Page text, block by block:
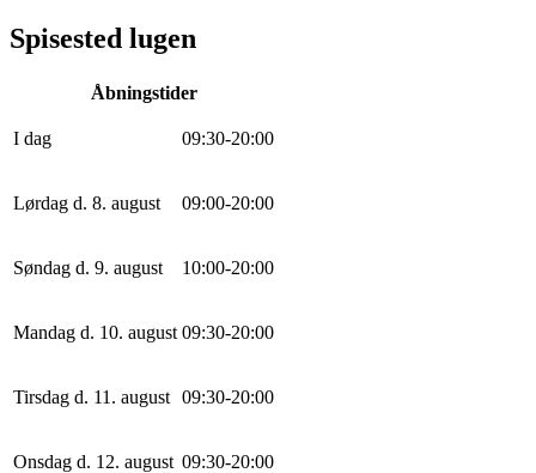
Spisested lugen
Åbningstider
I dag 09:30-20:00
Lørdag d. 8. august 09:00-20:00
Søndag d. 9. august 10:00-20:00
Mandag d. 10. august 09:30-20:00
Tirsdag d. 11. august 09:30-20:00
Onsdag d. 12. august 09:30-20:00